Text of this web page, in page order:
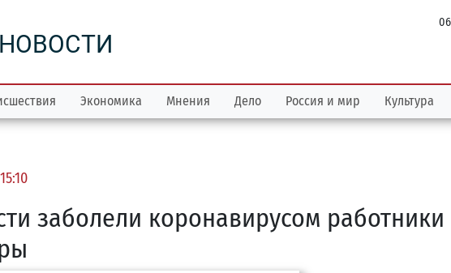
НОВОСТИ
Экономика Мнения Дело Россия и мир Культура
15:10
заболели коронавирусом работники